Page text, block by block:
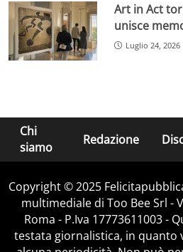
Art in Act
unisce
Luglio 24, 2026
Chi
siamo
Redazione
Copyright © 2025
multimediale di Too Bee Srl -
Roma - P.Iva 17773611003 -
testata giornalistica, in quanto